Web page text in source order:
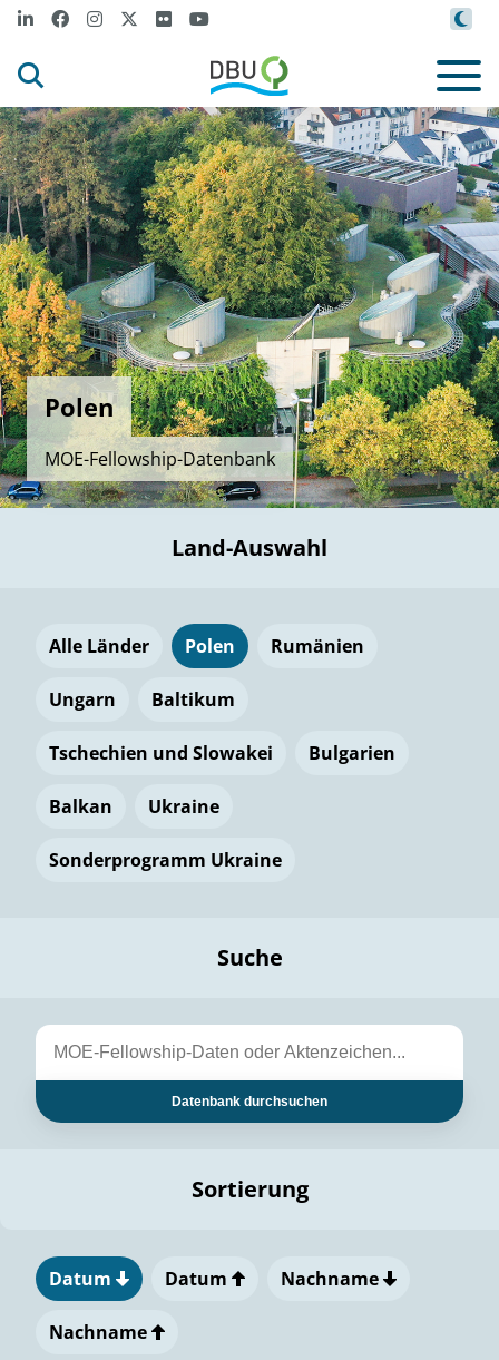
Polen
MOE-Fellowship-Datenbank
Land-Auswahl
Alle Länder Polen Rumänien
Ungarn Baltikum
Tschechien und Slowakei Bulgarien
Balkan Ukraine
Sonderprogramm Ukraine
Suche
Datenbank durchsuchen
Sortierung
Datum Datum Nachname
Nachname